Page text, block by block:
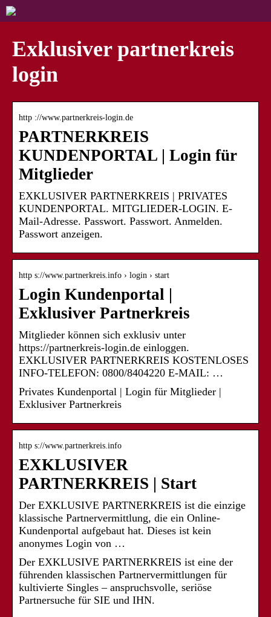
Exklusiver partnerkreis
login
http ://www.partnerkreis-login.de
PARTNERKREIS
KUNDENPORTAL | Login für
Mitglieder
EXKLUSIVER PARTNERKREIS | PRIVATES
KUNDENPORTAL. MITGLIEDER-LOGIN. E-
Mail-Adresse. Passwort. Passwort. Anmelden.
Passwort anzeigen.
http s://www.partnerkreis.info › login › start
Login Kundenportal |
Exklusiver Partnerkreis
Mitglieder können sich exklusiv unter
https://partnerkreis-login.de einloggen.
EXKLUSIVER PARTNERKREIS KOSTENLOSES
INFO-TELEFON: 0800/8404220 E-MAIL: …
Privates Kundenportal | Login für Mitglieder |
Exklusiver Partnerkreis
http s://www.partnerkreis.info
EXKLUSIVER
PARTNERKREIS | Start
Der EXKLUSIVE PARTNERKREIS ist die einzige
klassische Partnervermittlung, die ein Online-
Kundenportal aufgebaut hat. Dieses ist kein
anonymes Login von …
Der EXKLUSIVE PARTNERKREIS ist eine der
führenden klassischen Partnervermittlungen für
kultivierte Singles – anspruchsvolle, seriöse
Partnersuche für SIE und IHN.